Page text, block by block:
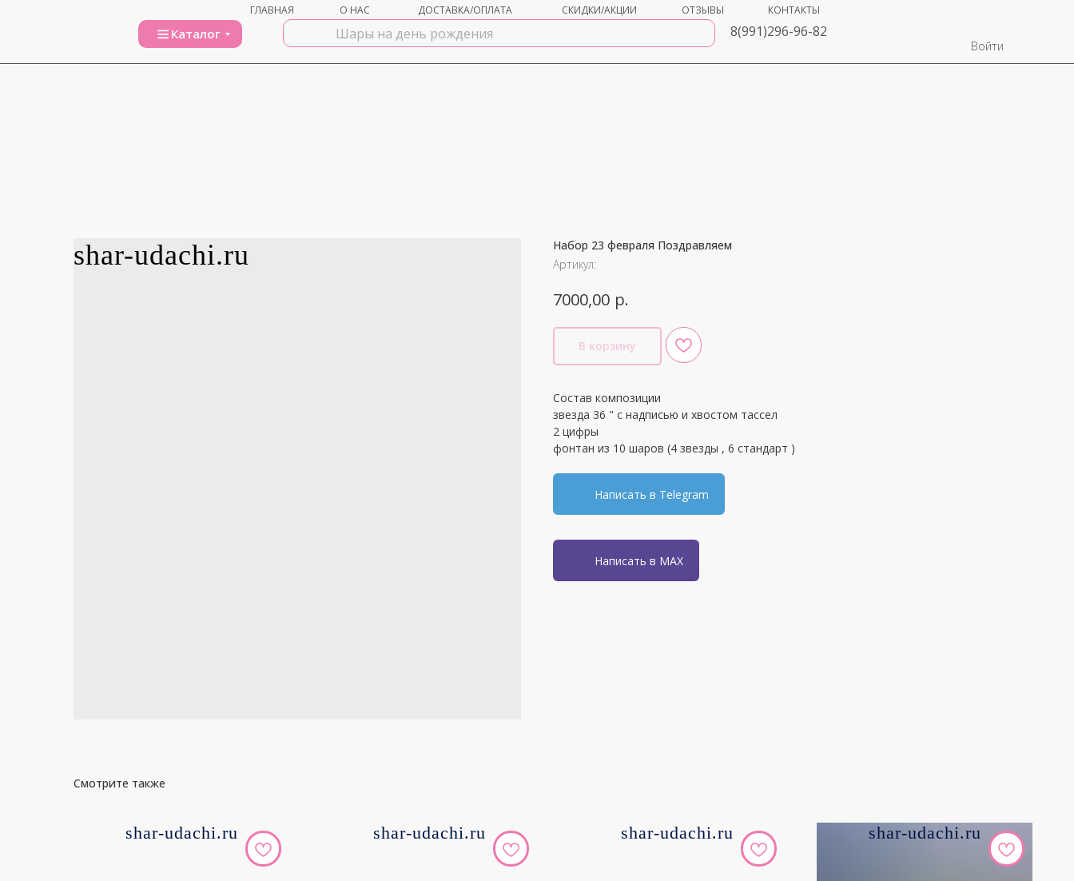
О НАС
ГЛАВНАЯ СКИДКИ/АКЦИИ
ДОСТАВКА/ОПЛАТА ОТЗЫВЫ КОНТАКТЫ
Каталог
Войти
8(991)296-96-82
shar-udachi.ru shar-udachi.ruНабор 23 февраля Поздравляем
Артикул:
7000,00 р.
В корзину
Состав композиции
звезда 36 " с надписью и хвостом тассел
2 цифры
фонтан из 10 шаров (4 звезды , 6 стандарт )
Написать в Telegram
Написать в MAX
Смотрите также
shar-udachi.ru shar-udachi.ru shar-udachi.ru shar-udachi.ru